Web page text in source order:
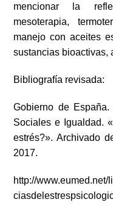
mencionar la
mesoterapia,
manejo con aceites
sustancias bioactivas,
Bibliografía revisada:
Gobierno de
Sociales e Igualdad.
estrés?». Archivado
2017.
http://